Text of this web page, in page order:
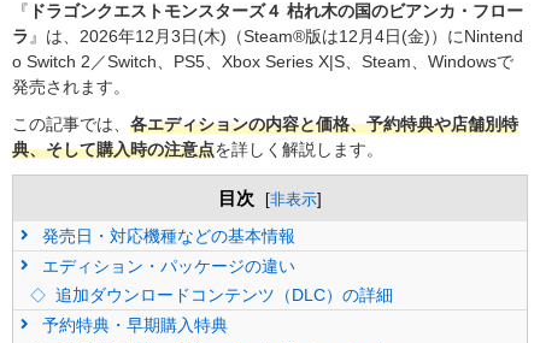
『 ドラゴンクエストモンスターズ４ 枯れ木の国のビアンカ・フロー
ラ 』は、2026年12月3日(木)（Steam®版は12月4日(金)）にNintend
o Switch 2／Switch、PS5、Xbox Series X|S、Steam、Windowsで
発売されます。
この記事では、 各エディションの内容と価格、予約特典や店舗別特
典、そして購入時の注意点を詳しく解説します。
目次 [非表示]
発売日・対応機種などの基本情報
エディション・パッケージの違い
追加ダウンロードコンテンツ（DLC）の詳細
予約特典・早期購入特典